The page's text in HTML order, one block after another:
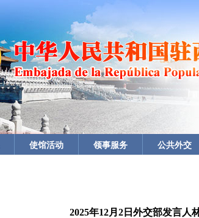
使馆活动 领事服务 公共外交
2025年12月2日外交部发言人